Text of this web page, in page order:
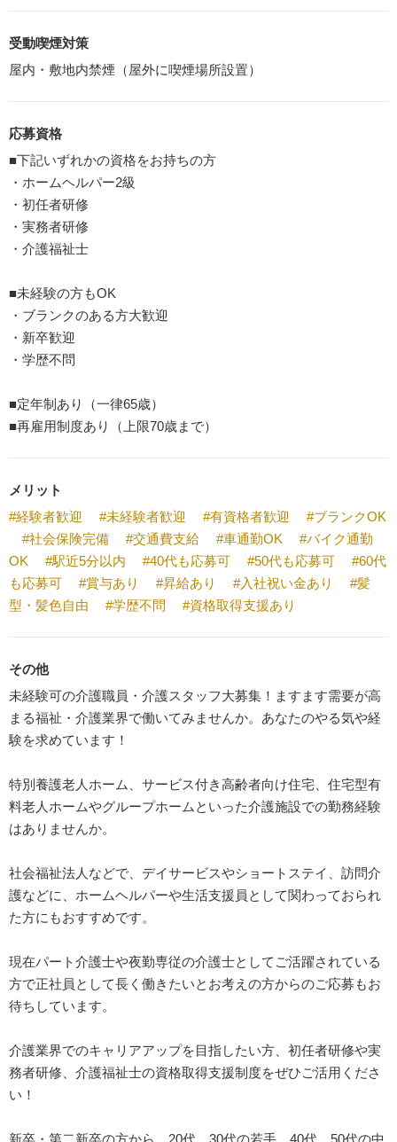
受動喫煙対策
屋内・敷地内禁煙（屋外に喫煙場所設置）
応募資格
■下記いずれかの資格をお持ちの方
・ホームヘルパー2級
・初任者研修
・実務者研修
・介護福祉士
■未経験の方もOK
・ブランクのある方大歓迎
・新卒歓迎
・学歴不問
■定年制あり（一律65歳）
■再雇用制度あり（上限70歳まで）
メリット
#経験者歓迎
#未経験者歓迎 #有資格者歓迎
#ブランクOK
#社会保険完備
#交通費支給 #車通勤OK
#バイク通勤
OK
#駅近5分以内 #40代も応募可 #50代も応募可
#60代
も応募可
#賞与あり #昇給あり #入社祝い金あり
#髪
型・髪色自由
#学歴不問 #資格取得支援あり
その他
未経験可の介護職員・介護スタッフ大募集！ますます需要が高
まる福祉・介護業界で働いてみませんか。あなたのやる気や経
験を求めています！
特別養護老人ホーム、サービス付き高齢者向け住宅、住宅型有
料老人ホームやグループホームといった介護施設での勤務経験
はありませんか。
社会福祉法人などで、デイサービスやショートステイ、訪問介
護などに、ホームヘルパーや生活支援員として関わっておられ
た方にもおすすめです。
現在パート介護士や夜勤専従の介護士としてご活躍されている
方で正社員として長く働きたいとお考えの方からのご応募もお
待ちしています。
介護業界でのキャリアアップを目指したい方、初任者研修や実
務者研修、介護福祉士の資格取得支援制度をぜひご活用くださ
い！
新卒・第二新卒の方から、20代、30代の若手、40代、50代の中